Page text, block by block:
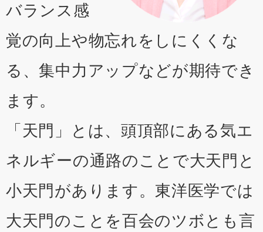
バランス感
覚の向上や物忘れをしにくくな
る、集中力アップなどが期待でき
ます。
「天門」とは、頭頂部にある気エ
ネルギーの通路のことで大天門と
小天門があります。東洋医学では
大天門のことを百会のツボとも言